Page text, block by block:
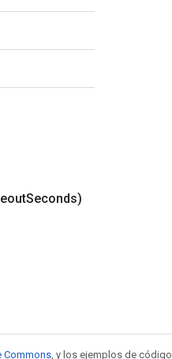
Seconds)
Commons , y los ejemplos de código